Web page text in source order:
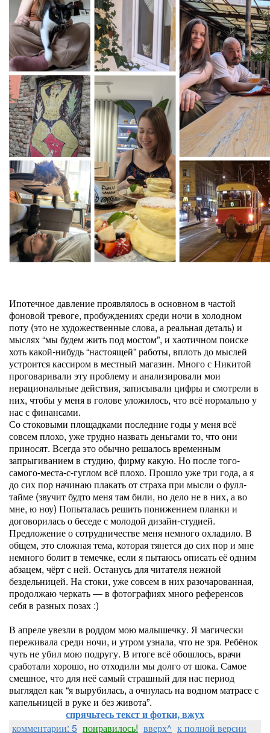
Ипотечное давление проявлялось в основном в частой
фоновой тревоге, пробуждениях среди ночи в холодном
поту (это не художественные слова, а реальная деталь) и
мыслях “мы будем жить под мостом”, и хаотичном поиске
хоть какой-нибудь “настоящей” работы, вплоть до мыслей
устроится кассиром в местный магазин. Много с Никитой
проговаривали эту проблему и анализировали мои
нерациональные действия, записывали цифры и смотрели в
них, чтобы у меня в голове уложилось, что всё нормально у
нас с финансами.
Со стоковыми площадками последние годы у меня всё
совсем плохо, уже трудно назвать деньгами то, что они
приносят. Всегда это обычно решалось временным
запрыгиванием в студию, фирму какую. Но после того-
самого-места-с-гуглом всё плохо. Прошло уже три года, а я
до сих пор начинаю плакать от страха при мысли о фулл-
тайме (звучит будто меня там били, но дело не в них, а во
мне, ю ноу) Попыталась решить понижением планки и
договорилась о беседе с молодой дизайн-студией.
Предложение о сотрудничестве меня немного охладило. В
общем, это сложная тема, которая тянется до сих пор и мне
немного болит в темечке, если я пытаюсь описать её одним
абзацем, чёрт с ней. Останусь для читателя нежной
бездельницей. На стоки, уже совсем в них разочарованная,
продолжаю черкать — в фотографиях много референсов
себя в разных позах :)
В апреле увезли в роддом мою малышечку. Я магически
переживала среди ночи, и утром узнала, что не зря. Ребёнок
чуть не убил мою подругу. В итоге всё обошлось, врачи
сработали хорошо, но отходили мы долго от шока. Самое
смешное, что для неё самый страшный для нас период
выглядел как “я вырубилась, а очнулась на водном матрасе с
капельницей в руке и без живота”.
спрячьтесь текст и фотки, вжух
комментарии: 5 понравилось! вверх^ к полной версии